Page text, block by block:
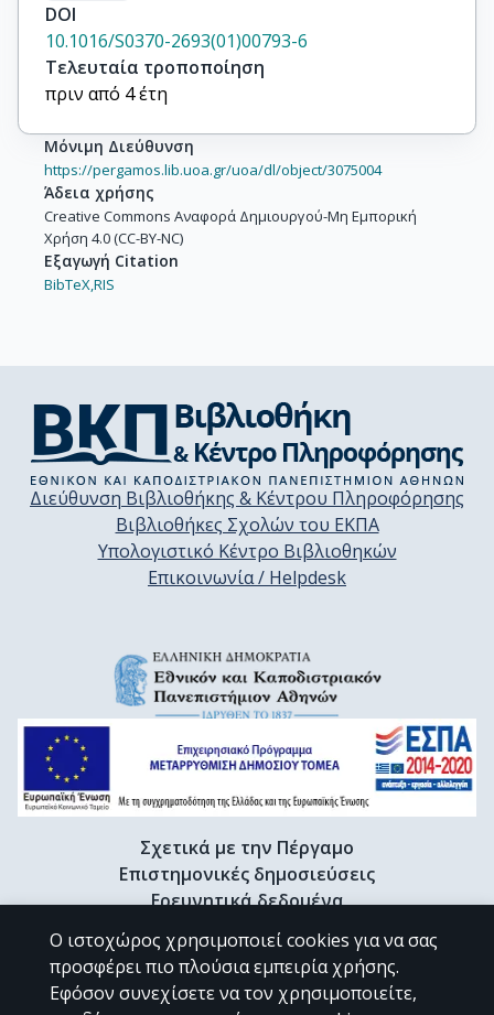
DOI
10.1016/S0370-2693(01)00793-6
Τελευταία τροποποίηση
πριν από 4 έτη
Μόνιμη Διεύθυνση
https://pergamos.lib.uoa.gr/uoa/dl/object/3075004
Άδεια χρήσης
Creative Commons Αναφορά Δημιουργού-Μη Εμπορική
Χρήση 4.0 (CC-BY-NC)
Εξαγωγή Citation
BibTeX,RIS
Διεύθυνση Βιβλιοθήκης & Κέντρου Πληροφόρησης
Βιβλιοθήκες Σχολών του ΕΚΠΑ
Υπολογιστικό Κέντρο Βιβλιοθηκών
Επικοινωνία / Helpdesk
Σχετικά με την Πέργαμο
Επιστημονικές δημοσιεύσεις
Ερευνητικά δεδομένα
Διδακτορικές διατριβές & Γκρίζα βιβλιογραφία
Προφίλ Ερευνητή
Ο ιστοχώρος χρησιμοποιεί cookies για να σας
προσφέρει πιο πλούσια εμπειρία χρήσης.
Εφόσον συνεχίσετε να τον χρησιμοποιείτε,